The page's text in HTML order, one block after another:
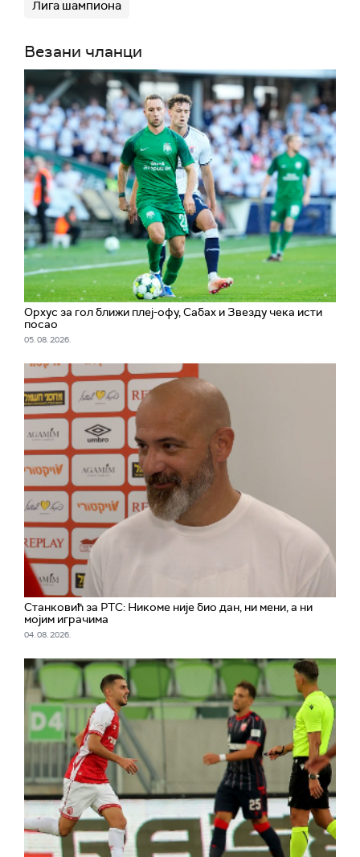
Лига шампиона
Везани чланци
Орхус за гол ближи плеј-офу, Сабах и Звезду чека исти
посао
05. 08. 2026.
Станковић за РТС: Никоме није био дан, ни мени, а ни
мојим играчима
04. 08. 2026.